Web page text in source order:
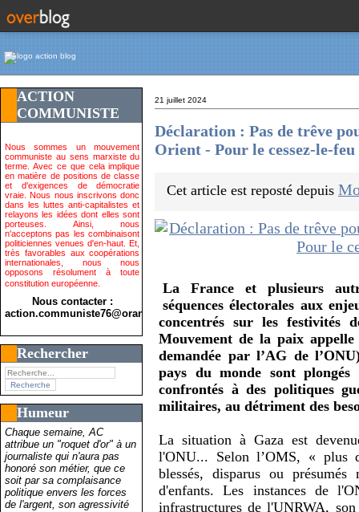
ACTION
COMMUNISTE
Nous sommes un mouvement
communiste au sens marxiste du
terme. Avec ce que cela implique
en matière de positions de classe
et d'exigences de démocratie
vraie. Nous nous inscrivons donc
dans les luttes anti-capitalistes et
relayons les idées dont elles sont
porteuses. Ainsi, nous
n'acceptons pas les combinaisont
politiciennes venues d'en-haut. Et,
très favorables aux coopérations
internationales, nous nous
opposons résolument à toute
constitution européenne.
Nous contacter :
action.communiste76@orange.fr>
Rechercher
Humeur
Chaque semaine, AC
attribue un "roquet d'or" à un
journaliste qui n'aura pas
honoré son métier, que ce
soit par sa complaisance
politique envers les forces
de l'argent, son agressivité
21 juillet 2024
Déclaration : Pas de trêve
Orient - Pour le cessez-le-feu
Cet article est reposté depuis
La France et plusieurs
séquences électorales aux
concentrés sur les festivités
Mouvement de la paix
demandée par l’AG de
pays du monde sont
confrontés à des politiques
militaires, au détriment des
La situation à Gaza est
l'ONU... Selon l’OMS, « plus
blessés, disparus ou
d'enfants. Les instances de
infrastructures de l'UNRWA,